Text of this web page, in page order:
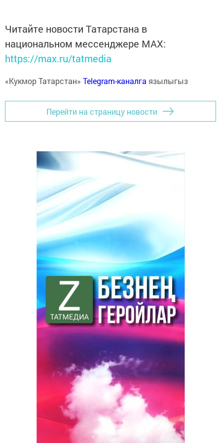
Читайте новости Татарстана в
национальном мессенджере MАХ:
https://max.ru/tatmedia
«Кукмор Татарстан» Telegram-каналга язылыгыз
Перейти на страницу новости